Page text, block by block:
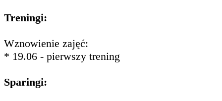
Treningi:
Wznowienie zajęć:
* 19.06 - pierwszy trening
Sparingi: